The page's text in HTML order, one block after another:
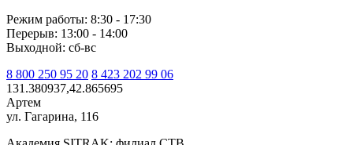
Режим работы: 8:30 - 17:30
Перерыв: 13:00 - 14:00
Выходной: сб-вс
8 800 250 95 20 8 423 202 99 06
131.380937,42.865695
Артем
ул. Гагарина, 116